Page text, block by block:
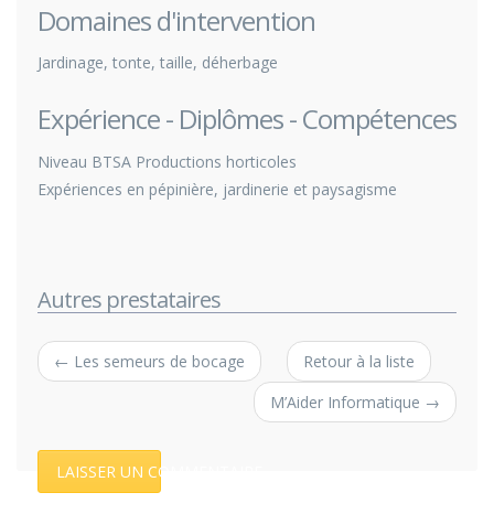
Domaines d'intervention
Jardinage, tonte, taille, déherbage
Expérience - Diplômes - Compétences
Niveau BTSA Productions horticoles
Expériences en pépinière, jardinerie et paysagisme
Autres prestataires
← Les semeurs de bocage
Retour à la liste
M’Aider Informatique →
LAISSER UN COMMENTAIRE